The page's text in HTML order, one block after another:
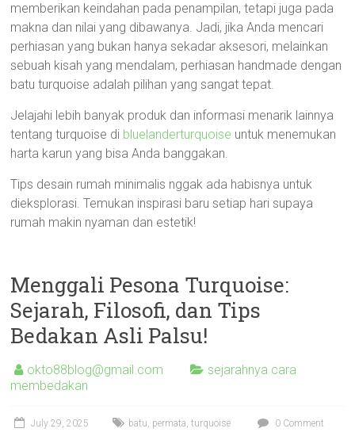
memberikan keindahan pada penampilan, tetapi juga pada
makna dan nilai yang dibawanya. Jadi, jika Anda mencari
perhiasan yang bukan hanya sekadar aksesori, melainkan
sebuah kisah yang mendalam, perhiasan handmade dengan
batu turquoise adalah pilihan yang sangat tepat.
Jelajahi lebih banyak produk dan informasi menarik lainnya
tentang turquoise di bluelanderturquoise untuk menemukan
harta karun yang bisa Anda banggakan.
Tips desain rumah minimalis nggak ada habisnya untuk
dieksplorasi. Temukan inspirasi baru setiap hari supaya
rumah makin nyaman dan estetik!
Menggali Pesona Turquoise:
Sejarah, Filosofi, dan Tips
Bedakan Asli Palsu!
okto88blog@gmail.com
sejarahnya cara
membedakan
July 29, 2025 batu, permata,turquoise 0 Comment